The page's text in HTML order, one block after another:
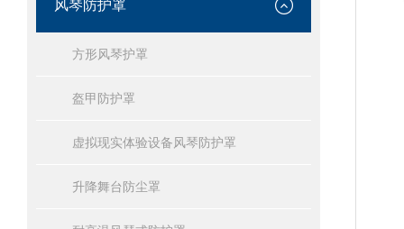
风琴防护罩
方形风琴护罩
盔甲防护罩
虚拟现实体验设备风琴防护罩
升降舞台防尘罩